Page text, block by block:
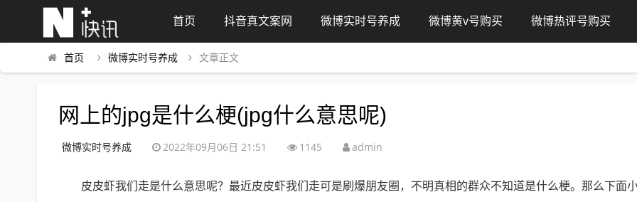
首页 抖音真文案网 微博实时号养成 微博黄v号购买 微博热评号购买
首页 微博实时号养成 文章正文
网上的jpg是什么梗(jpg什么意思呢)
微博实时号养成 2022年09月06日 21:51 1145 admin
皮皮虾我们走是什么意思呢？最近皮皮虾我们走可是刷爆朋友圈，不明真相的群众不知道是什么梗。那么下面